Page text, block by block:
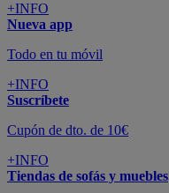
+INFO
Nueva app
Todo en tu móvil
+INFO
Suscríbete
Cupón de dto. de 10€
+INFO
Tiendas de sofás y muebles